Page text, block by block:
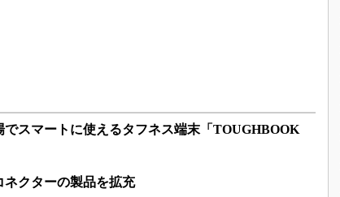
でスマートに使えるタフネス端末「TOUGHBOOK
クターの製品を拡充